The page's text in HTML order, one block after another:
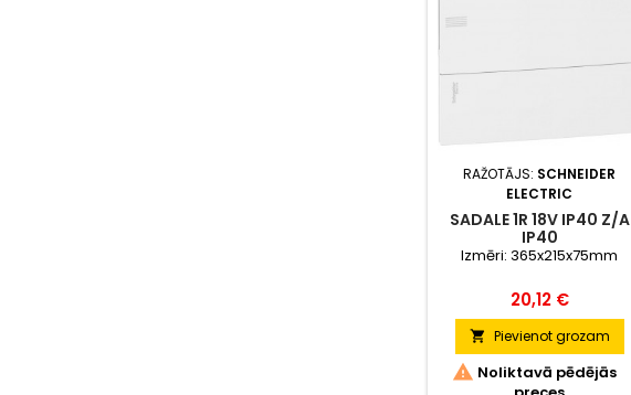
RAŽOTĀJS: SCHNEIDER
ELECTRIC
SADALE 1R 18V IP40 Z/A
IP40
Izmēri: 365x215x75mm
Cena
20,12 €
 Pievienot grozam
 Noliktavā pēdējās